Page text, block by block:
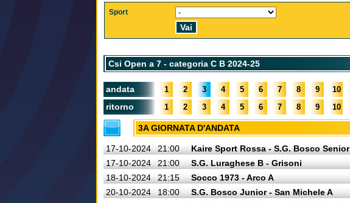
Sport
Csi Open a 7 - categoria C B 2024-25
andata 1 2 3 4 5 6 7 8 9 10
ritorno 1 2 3 4 5 6 7 8 9 10
3A GIORNATA D'ANDATA
17-10-2024 21:00 Kaire Sport Rossa - S.G. Bosco Senior
17-10-2024
21:00 S.G. Luraghese B - Grisoni
18-10-2024
21:15 Socco 1973 - Arco A
20-10-2024
18:00 S.G. Bosco Junior - San Michele A